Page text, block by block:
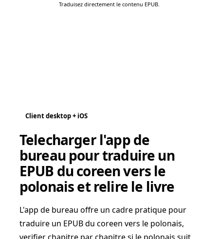
Traduisez directement le contenu EPUB.
Client desktop + iOS
Telecharger l'app de
bureau pour traduire un
EPUB du coreen vers le
polonais et relire le livre
L'app de bureau offre un cadre pratique pour
traduire un EPUB du coreen vers le polonais,